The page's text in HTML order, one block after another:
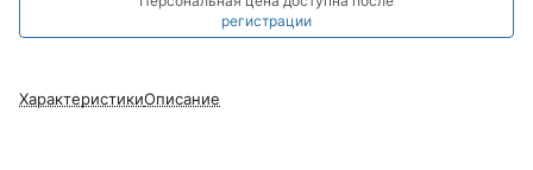
регистрации
ХарактеристикиОписание